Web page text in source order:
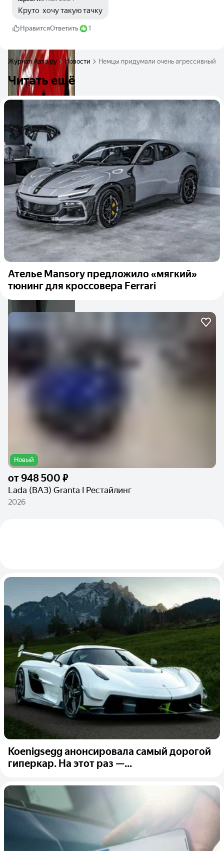
Круто  хочу такую тачку
НравитсяОтветить 1
Журнал Авто.ру Новости Немцы придумали очень агрессивный
Читать ещё
Ателье Mansory предложило «мягкий»
тюнинг для кроссовера Ferrari
Новый
от948 500 ₽
Lada (ВАЗ) Granta I Рестайлинг
2026
Koenigsegg анонсировала самый дорогой
гиперкар. На этот раз —...